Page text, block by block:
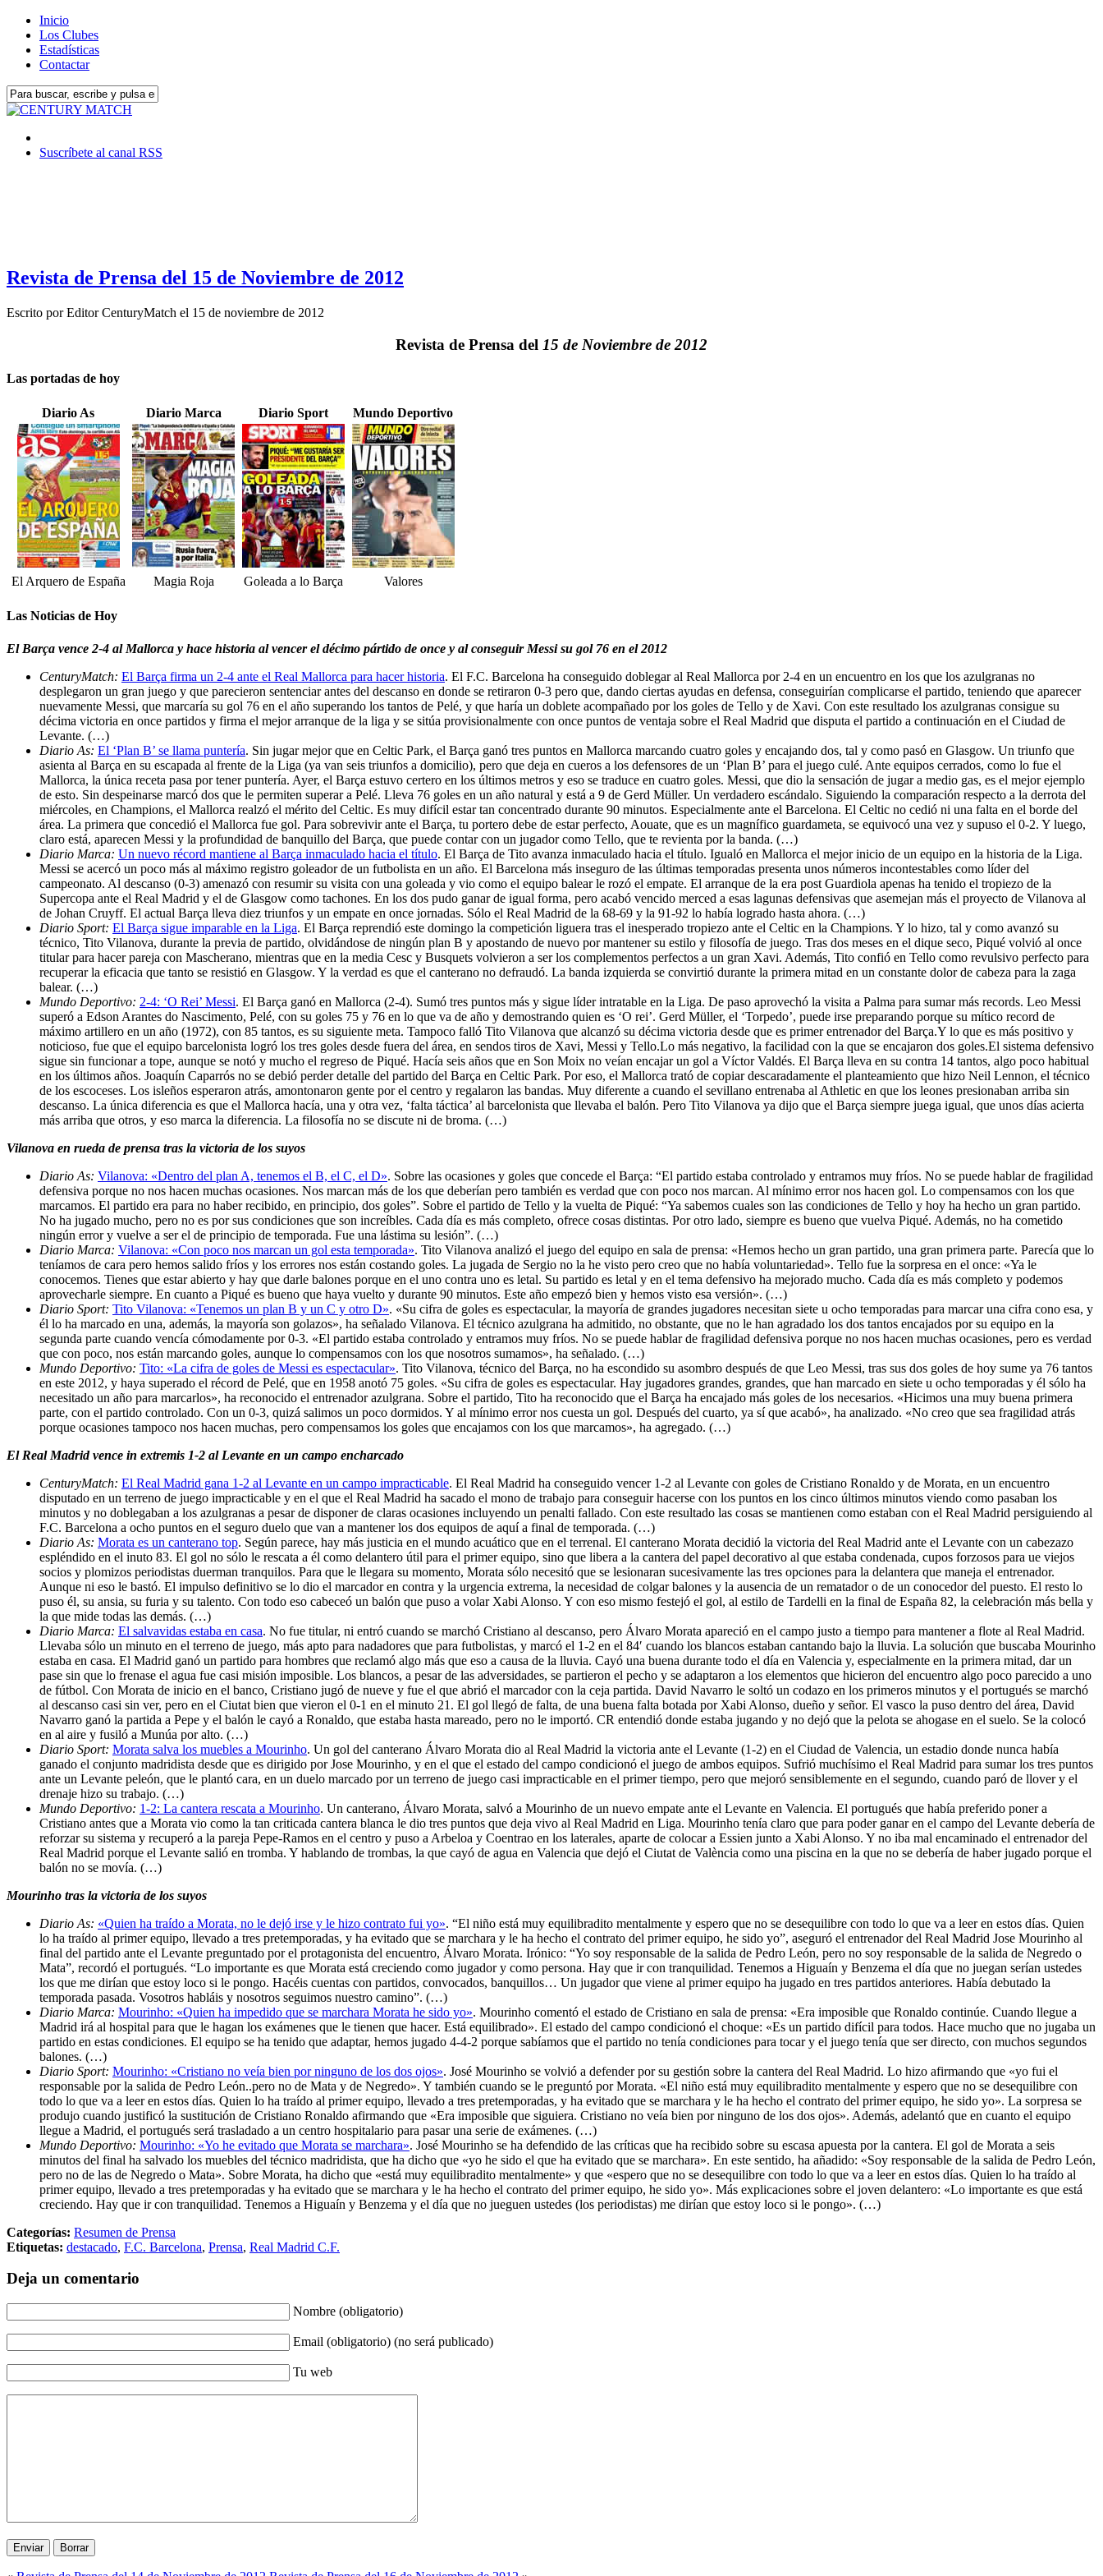
Inicio
Los Clubes
Estadísticas
Contactar
Suscríbete al canal RSS
Revista de Prensa del 15 de Noviembre de 2012
Escrito porEditor CenturyMatch el 15 de noviembre de 2012
Revista de Prensa del 15 de Noviembre de 2012
Las portadas de hoy
Diario As Diario Marca Diario Sport Mundo Deportivo
El Arquero de España Magia Roja Goleada a lo Barça Valores
Las Noticias de Hoy
El Barça vence 2-4 al Mallorca y hace historia al vencer el décimo pártido de once y al conseguir Messi su gol 76 en el 2012
CenturyMatch: El Barça firma un 2-4 ante el Real Mallorca para hacer historia. El F.C. Barcelona ha conseguido doblegar al Real Mallorca por 2-4 en un encuentro en los que los azulgranas no
desplegaron un gran juego y que parecieron sentenciar antes del descanso en donde se retiraron 0-3 pero que, dando ciertas ayudas en defensa, conseguirían complicarse el partido, teniendo que aparecer
nuevamente Messi, que marcaría su gol 76 en el año superando los tantos de Pelé, y que haría un doblete acompañado por los goles de Tello y de Xavi. Con este resultado los azulgranas consigue su
décima victoria en once partidos y firma el mejor arranque de la liga y se sitúa provisionalmente con once puntos de ventaja sobre el Real Madrid que disputa el partido a continuación en el Ciudad de
Levante. (…)
Diario As: El ‘Plan B’ se llama puntería. Sin jugar mejor que en Celtic Park, el Barça ganó tres puntos en Mallorca marcando cuatro goles y encajando dos, tal y como pasó en Glasgow. Un triunfo que
asienta al Barça en su escapada al frente de la Liga (ya van seis triunfos a domicilio), pero que deja en cueros a los defensores de un ‘Plan B’ para el juego culé. Ante equipos cerrados, como lo fue el
Mallorca, la única receta pasa por tener puntería. Ayer, el Barça estuvo certero en los últimos metros y eso se traduce en cuatro goles. Messi, que dio la sensación de jugar a medio gas, es el mejor ejemplo
de esto. Sin despeinarse marcó dos que le permiten superar a Pelé. Lleva 76 goles en un año natural y está a 9 de Gerd Müller. Un verdadero escándalo. Siguiendo la comparación respecto a la derrota del
miércoles, en Champions, el Mallorca realzó el mérito del Celtic. Es muy difícil estar tan concentrado durante 90 minutos. Especialmente ante el Barcelona. El Celtic no cedió ni una falta en el borde del
área. La primera que concedió el Mallorca fue gol. Para sobrevivir ante el Barça, tu portero debe de estar perfecto, Aouate, que es un magnífico guardameta, se equivocó una vez y supuso el 0-2. Y luego,
claro está, aparecen Messi y la profundidad de banquillo del Barça, que puede contar con un jugador como Tello, que te revienta por la banda. (…)
Diario Marca: Un nuevo récord mantiene al Barça inmaculado hacia el título. El Barça de Tito avanza inmaculado hacia el título. Igualó en Mallorca el mejor inicio de un equipo en la historia de la Liga.
Messi se acercó un poco más al máximo registro goleador de un futbolista en un año. El Barcelona más inseguro de las últimas temporadas presenta unos números incontestables como líder del
campeonato. Al descanso (0-3) amenazó con resumir su visita con una goleada y vio como el equipo balear le rozó el empate. El arranque de la era post Guardiola apenas ha tenido el tropiezo de la
Supercopa ante el Real Madrid y el de Glasgow como tachones. En los dos pudo ganar de igual forma, pero acabó vencido merced a esas lagunas defensivas que asemejan más el proyecto de Vilanova al
de Johan Cruyff. El actual Barça lleva diez triunfos y un empate en once jornadas. Sólo el Real Madrid de la 68-69 y la 91-92 lo había logrado hasta ahora. (…)
Diario Sport: El Barça sigue imparable en la Liga. El Barça reprendió este domingo la competición liguera tras el inesperado tropiezo ante el Celtic en la Champions. Y lo hizo, tal y como avanzó su
técnico, Tito Vilanova, durante la previa de partido, olvidándose de ningún plan B y apostando de nuevo por mantener su estilo y filosofía de juego. Tras dos meses en el dique seco, Piqué volvió al once
titular para hacer pareja con Mascherano, mientras que en la media Cesc y Busquets volvieron a ser los complementos perfectos a un gran Xavi. Además, Tito confió en Tello como revulsivo perfecto para
recuperar la eficacia que tanto se resistió en Glasgow. Y la verdad es que el canterano no defraudó. La banda izquierda se convirtió durante la primera mitad en un constante dolor de cabeza para la zaga
balear. (…)
Mundo Deportivo: 2-4: ‘O Rei’ Messi. El Barça ganó en Mallorca (2-4). Sumó tres puntos más y sigue líder intratable en la Liga. De paso aprovechó la visita a Palma para sumar más records. Leo Messi
superó a Edson Arantes do Nascimento, Pelé, con su goles 75 y 76 en lo que va de año y demostrando quien es ‘O rei’. Gerd Müller, el ‘Torpedo’, puede irse preparando porque su mítico record de
máximo artillero en un año (1972), con 85 tantos, es su siguiente meta. Tampoco falló Tito Vilanova que alcanzó su décima victoria desde que es primer entrenador del Barça.Y lo que es más positivo y
noticioso, fue que el equipo barcelonista logró los tres goles desde fuera del área, en sendos tiros de Xavi, Messi y Tello.Lo más negativo, la facilidad con la que se encajaron dos goles.El sistema defensivo
sigue sin funcionar a tope, aunque se notó y mucho el regreso de Piqué. Hacía seis años que en Son Moix no veían encajar un gol a Víctor Valdés. El Barça lleva en su contra 14 tantos, algo poco habitual
en los últimos años. Joaquín Caparrós no se debió perder detalle del partido del Barça en Celtic Park. Por eso, el Mallorca trató de copiar descaradamente el planteamiento que hizo Neil Lennon, el técnico
de los escoceses. Los isleños esperaron atrás, amontonaron gente por el centro y regalaron las bandas. Muy diferente a cuando el sevillano entrenaba al Athletic en que los leones presionaban arriba sin
descanso. La única diferencia es que el Mallorca hacía, una y otra vez, ‘falta táctica’ al barcelonista que llevaba el balón. Pero Tito Vilanova ya dijo que el Barça siempre juega igual, que unos días acierta
más arriba que otros, y eso marca la diferencia. La filosofía no se discute ni de broma. (…)
Vilanova en rueda de prensa tras la victoria de los suyos
Diario As: Vilanova: «Dentro del plan A, tenemos el B, el C, el D». Sobre las ocasiones y goles que concede el Barça: “El partido estaba controlado y entramos muy fríos. No se puede hablar de fragilidad
defensiva porque no nos hacen muchas ocasiones. Nos marcan más de los que deberían pero también es verdad que con poco nos marcan. Al mínimo error nos hacen gol. Lo compensamos con los que
marcamos. El partido era para no haber recibido, en principio, dos goles”. Sobre el partido de Tello y la vuelta de Piqué: “Ya sabemos cuales son las condiciones de Tello y hoy ha hecho un gran partido.
No ha jugado mucho, pero no es por sus condiciones que son increíbles. Cada día es más completo, ofrece cosas distintas. Por otro lado, siempre es bueno que vuelva Piqué. Además, no ha cometido
ningún error y vuelve a ser el de principio de temporada. Fue una lástima su lesión”. (…)
Diario Marca: Vilanova: «Con poco nos marcan un gol esta temporada». Tito Vilanova analizó el juego del equipo en sala de prensa: «Hemos hecho un gran partido, una gran primera parte. Parecía que lo
teníamos de cara pero hemos salido fríos y los errores nos están costando goles. La jugada de Sergio no la he visto pero creo que no había voluntariedad». Tello fue la sorpresa en el once: «Ya le
conocemos. Tienes que estar abierto y hay que darle balones porque en el uno contra uno es letal. Su partido es letal y en el tema defensivo ha mejorado mucho. Cada día es más completo y podemos
aprovecharle siempre. En cuanto a Piqué es bueno que haya vuelto y durante 90 minutos. Este año empezó bien y hemos visto esa versión». (…)
Diario Sport: Tito Vilanova: «Tenemos un plan B y un C y otro D». «Su cifra de goles es espectacular, la mayoría de grandes jugadores necesitan siete u ocho temporadas para marcar una cifra cono esa, y
él lo ha marcado en una, además, la mayoría son golazos», ha señalado Vilanova. El técnico azulgrana ha admitido, no obstante, que no le han agradado los dos tantos encajados por su equipo en la
segunda parte cuando vencía cómodamente por 0-3. «El partido estaba controlado y entramos muy fríos. No se puede hablar de fragilidad defensiva porque no nos hacen muchas ocasiones, pero es verdad
que con poco, nos están marcando goles, aunque lo compensamos con los que nosotros sumamos», ha señalado. (…)
Mundo Deportivo: Tito: «La cifra de goles de Messi es espectacular». Tito Vilanova, técnico del Barça, no ha escondido su asombro después de que Leo Messi, tras sus dos goles de hoy sume ya 76 tantos
en este 2012, y haya superado el récord de Pelé, que en 1958 anotó 75 goles. «Su cifra de goles es espectacular. Hay jugadores grandes, grandes, que han marcado en siete u ocho temporadas y él sólo ha
necesitado un año para marcarlos», ha reconocido el entrenador azulgrana. Sobre el partido, Tito ha reconocido que el Barça ha encajado más goles de los necesarios. «Hicimos una muy buena primera
parte, con el partido controlado. Con un 0-3, quizá salimos un poco dormidos. Y al mínimo error nos cuesta un gol. Después del cuarto, ya sí que acabó», ha analizado. «No creo que sea fragilidad atrás
porque ocasiones tampoco nos hacen muchas, pero compensamos los goles que encajamos con los que marcamos», ha agregado. (…)
El Real Madrid vence in extremis 1-2 al Levante en un campo encharcado
CenturyMatch: El Real Madrid gana 1-2 al Levante en un campo impracticable. El Real Madrid ha conseguido vencer 1-2 al Levante con goles de Cristiano Ronaldo y de Morata, en un encuentro
disputado en un terreno de juego impracticable y en el que el Real Madrid ha sacado el mono de trabajo para conseguir hacerse con los puntos en los cinco últimos minutos viendo como pasaban los
minutos y no doblegaban a los azulgranas a pesar de disponer de claras ocasiones incluyendo un penalti fallado. Con este resultado las cosas se mantienen como estaban con el Real Madrid persiguiendo al
F.C. Barcelona a ocho puntos en el seguro duelo que van a mantener los dos equipos de aquí a final de temporada. (…)
Diario As: Morata es un canterano top. Según parece, hay más justicia en el mundo acuático que en el terrenal. El canterano Morata decidió la victoria del Real Madrid ante el Levante con un cabezazo
espléndido en el inuto 83. El gol no sólo le rescata a él como delantero útil para el primer equipo, sino que libera a la cantera del papel decorativo al que estaba condenada, cupos forzosos para ue viejos
socios y plomizos periodistas duerman tranquilos. Para que le llegara su momento, Morata sólo necesitó que se lesionaran sucesivamente las tres opciones para la delantera que maneja el entrenador.
Aunque ni eso le bastó. El impulso definitivo se lo dio el marcador en contra y la urgencia extrema, la necesidad de colgar balones y la ausencia de un rematador o de un conocedor del puesto. El resto lo
puso él, su ansia, su furia y su talento. Con todo eso cabeceó un balón que puso a volar Xabi Alonso. Y con eso mismo festejó el gol, al estilo de Tardelli en la final de España 82, la celebración más bella y
la que mide todas las demás. (…)
Diario Marca: El salvavidas estaba en casa. No fue titular, ni entró cuando se marchó Cristiano al descanso, pero Álvaro Morata apareció en el campo justo a tiempo para mantener a flote al Real Madrid.
Llevaba sólo un minuto en el terreno de juego, más apto para nadadores que para futbolistas, y marcó el 1-2 en el 84′ cuando los blancos estaban cantando bajo la lluvia. La solución que buscaba Mourinho
estaba en casa. El Madrid ganó un partido para hombres que reclamó algo más que eso a causa de la lluvia. Cayó una buena durante todo el día en Valencia y, especialmente en la primera mitad, dar un
pase sin que lo frenase el agua fue casi misión imposible. Los blancos, a pesar de las adversidades, se partieron el pecho y se adaptaron a los elementos que hicieron del encuentro algo poco parecido a uno
de fútbol. Con Morata de inicio en el banco, Cristiano jugó de nueve y fue el que abrió el marcador con la ceja partida. David Navarro le soltó un codazo en los primeros minutos y el portugués se marchó
al descanso casi sin ver, pero en el Ciutat bien que vieron el 0-1 en el minuto 21. El gol llegó de falta, de una buena falta botada por Xabi Alonso, dueño y señor. El vasco la puso dentro del área, David
Navarro ganó la partida a Pepe y el balón le cayó a Ronaldo, que estaba hasta mareado, pero no le importó. CR entendió donde estaba jugando y no dejó que la pelota se ahogase en el suelo. Se la colocó
en al aire y fusiló a Munúa por alto. (…)
Diario Sport: Morata salva los muebles a Mourinho. Un gol del canterano Álvaro Morata dio al Real Madrid la victoria ante el Levante (1-2) en el Ciudad de Valencia, un estadio donde nunca había
ganado el conjunto madridista desde que es dirigido por Jose Mourinho, y en el que el estado del campo condicionó el juego de ambos equipos. Sufrió muchísimo el Real Madrid para sumar los tres puntos
ante un Levante peleón, que le plantó cara, en un duelo marcado por un terreno de juego casi impracticable en el primer tiempo, pero que mejoró sensiblemente en el segundo, cuando paró de llover y el
drenaje hizo su trabajo. (…)
Mundo Deportivo: 1-2: La cantera rescata a Mourinho. Un canterano, Álvaro Morata, salvó a Mourinho de un nuevo empate ante el Levante en Valencia. El portugués que había preferido poner a
Cristiano antes que a Morata vio como la tan criticada cantera blanca le dio tres puntos que deja vivo al Real Madrid en Liga. Mourinho tenía claro que para poder ganar en el campo del Levante debería de
reforzar su sistema y recuperó a la pareja Pepe-Ramos en el centro y puso a Arbeloa y Coentrao en los laterales, aparte de colocar a Essien junto a Xabi Alonso. Y no iba mal encaminado el entrenador del
Real Madrid porque el Levante salió en tromba. Y hablando de trombas, la que cayó de agua en Valencia que dejó el Ciutat de València como una piscina en la que no se debería de haber jugado porque el
balón no se movía. (…)
Mourinho tras la victoria de los suyos
Diario As: «Quien ha traído a Morata, no le dejó irse y le hizo contrato fui yo». “El niño está muy equilibradito mentalmente y espero que no se desequilibre con todo lo que va a leer en estos días. Quien
lo ha traído al primer equipo, llevado a tres pretemporadas, y ha evitado que se marchara y le ha hecho el contrato del primer equipo, he sido yo”, aseguró el entrenador del Real Madrid Jose Mourinho al
final del partido ante el Levante preguntado por el protagonista del encuentro, Álvaro Morata. Irónico: “Yo soy responsable de la salida de Pedro León, pero no soy responsable de la salida de Negredo o
Mata”, recordó el portugués. “Lo importante es que Morata está creciendo como jugador y como persona. Hay que ir con tranquilidad. Tenemos a Higuaín y Benzema el día que no juegan serían ustedes
los que me dirían que estoy loco si le pongo. Hacéis cuentas con partidos, convocados, banquillos… Un jugador que viene al primer equipo ha jugado en tres partidos anteriores. Había debutado la
temporada pasada. Vosotros habláis y nosotros seguimos nuestro camino”. (…)
Diario Marca: Mourinho: «Quien ha impedido que se marchara Morata he sido yo». Mourinho comentó el estado de Cristiano en sala de prensa: «Era imposible que Ronaldo continúe. Cuando llegue a
Madrid irá al hospital para que le hagan los exámenes que le tienen que hacer. Está equilibrado». El estado del campo condicionó el choque: «Es un partido difícil para todos. Hace mucho que no jugaba un
partido en estas condiciones. El equipo se ha tenido que adaptar, hemos jugado 4-4-2 porque sabíamos que el partido no tenía condiciones para tocar y el juego tenía que ser directo, con muchos segundos
balones. (…)
Diario Sport: Mourinho: «Cristiano no veía bien por ninguno de los dos ojos». José Mourinho se volvió a defender por su gestión sobre la cantera del Real Madrid. Lo hizo afirmando que «yo fui el
responsable por la salida de Pedro León..pero no de Mata y de Negredo». Y también cuando se le preguntó por Morata. «El niño está muy equilibradito mentalmente y espero que no se desequilibre con
todo lo que va a leer en estos días. Quien lo ha traído al primer equipo, llevado a tres pretemporadas, y ha evitado que se marchara y le ha hecho el contrato del primer equipo, he sido yo». La sorpresa se
produjo cuando justificó la sustitución de Cristiano Ronaldo afirmando que «Era imposible que siguiera. Cristiano no veía bien por ninguno de los dos ojos». Además, adelantó que en cuanto el equipo
llegue a Madrid, el portugués será trasladado a un centro hospitalario para pasar una serie de exámenes. (…)
Mundo Deportivo: Mourinho: «Yo he evitado que Morata se marchara». José Mourinho se ha defendido de las críticas que ha recibido sobre su escasa apuesta por la cantera. El gol de Morata a seis
minutos del final ha salvado los muebles del técnico madridista, que ha dicho que «yo he sido el que ha evitado que se marchara». En este sentido, ha añadido: «Soy responsable de la salida de Pedro León,
pero no de las de Negredo o Mata». Sobre Morata, ha dicho que «está muy equilibradito mentalmente» y que «espero que no se desequilibre con todo lo que va a leer en estos días. Quien lo ha traído al
primer equipo, llevado a tres pretemporadas y ha evitado que se marchara y le ha hecho el contrato del primer equipo, he sido yo». Más explicaciones sobre el joven delantero: «Lo importante es que está
creciendo. Hay que ir con tranquilidad. Tenemos a Higuaín y Benzema y el día que no jueguen ustedes (los periodistas) me dirían que estoy loco si le pongo». (…)
Categorías: Resumen de Prensa
Etiquetas: destacado, F.C. Barcelona, Prensa, Real Madrid C.F.
Deja un comentario
Nombre (obligatorio)
Email (obligatorio) (no será publicado)
Tu web